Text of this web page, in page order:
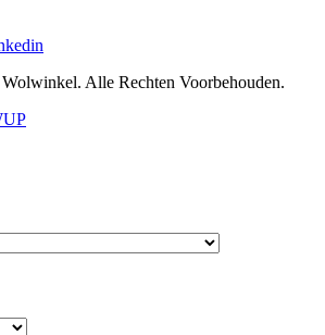
Alle Rechten Voorbehouden.